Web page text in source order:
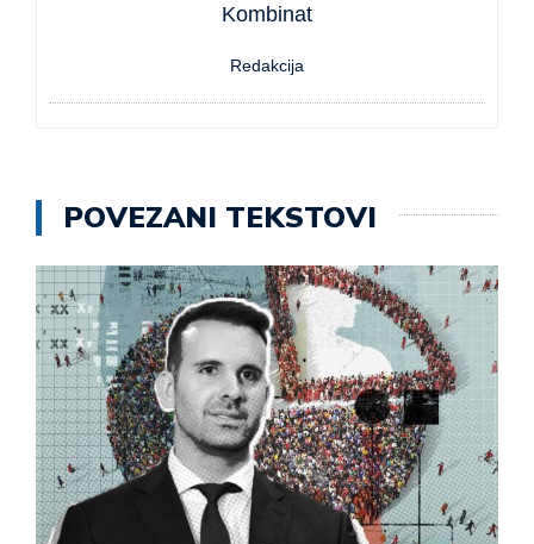
Kombinat
Redakcija
POVEZANI TEKSTOVI